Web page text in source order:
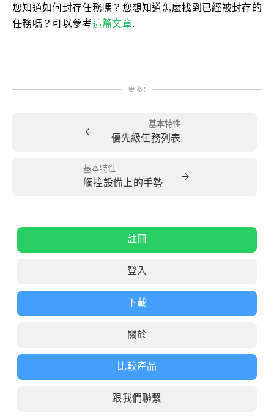
您知道如何封存任務嗎？您想知道怎麽找到已經被封存的
任務嗎？可以參考這篇文章.
更多:
←
基本特性
優先級任務列表
基本特性
觸控設備上的手勢
→
註冊
登入
下載
關於
比較產品
跟我們聯繫